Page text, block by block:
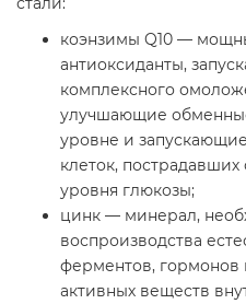
коэнзимы Q10 —
антиоксиданты,
комплексного
улучшающие
уровне и
клеток,
уровня глюкозы;
цинк — минерал,
воспроизводства
ферментов, гормонов
активных веществ